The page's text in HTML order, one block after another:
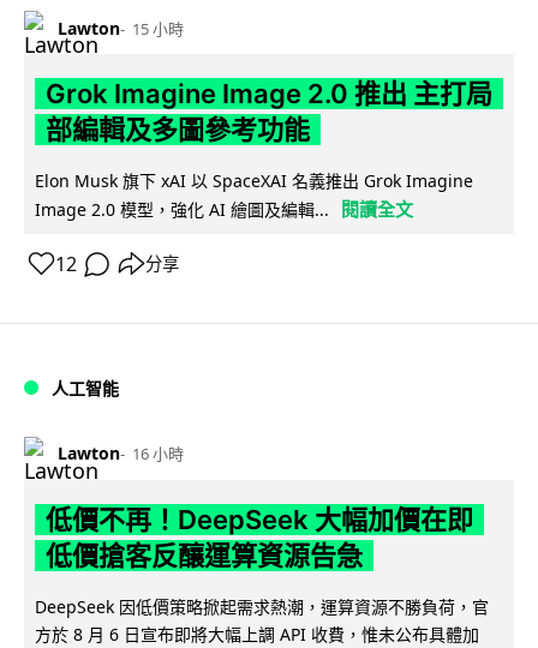
Lawton 15 小時
Grok Imagine Image 2.0 推出 主打局
部編輯及多圖參考功能
Elon Musk 旗下 xAI 以 SpaceXAI 名義推出 Grok Imagine
Image 2.0 模型，強化 AI 繪圖及編輯...
閱讀全文
12 分享
人工智能
Lawton 16 小時
低價不再！DeepSeek 大幅加價在即
低價搶客反釀運算資源告急
DeepSeek 因低價策略掀起需求熱潮，運算資源不勝負荷，官
方於 8 月 6 日宣布即將大幅上調 API 收費，惟未公布具體加